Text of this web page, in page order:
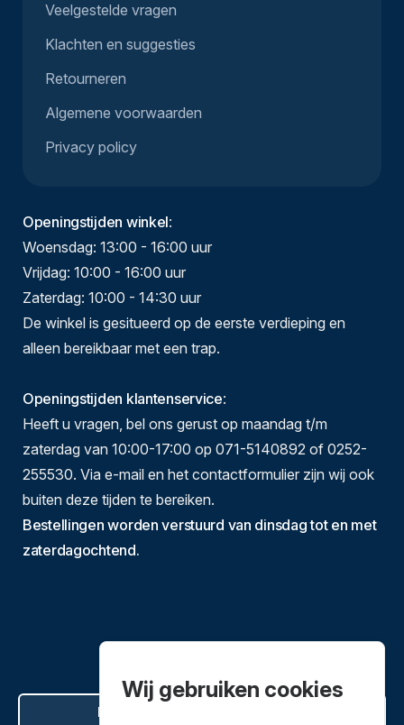
Veelgestelde vragen
Klachten en suggesties
Retourneren
Algemene voorwaarden
Privacy policy
Openingstijden winkel:
Woensdag: 13:00 - 16:00 uur
Vrijdag: 10:00 - 16:00 uur
Zaterdag: 10:00 - 14:30 uur
De winkel is gesitueerd op de eerste verdieping en
alleen bereikbaar met een trap.
Openingstijden klantenservice:
Heeft u vragen, bel ons gerust op maandag t/m
zaterdag van 10:00-17:00 op 071-5140892 of 0252-
255530. Via e-mail en het contactformulier zijn wij ook
buiten deze tijden te bereiken.
Bestellingen worden verstuurd van dinsdag tot en met
zaterdagochtend.
Hier de overeenkomst ontbinden
Wij gebruiken cookies